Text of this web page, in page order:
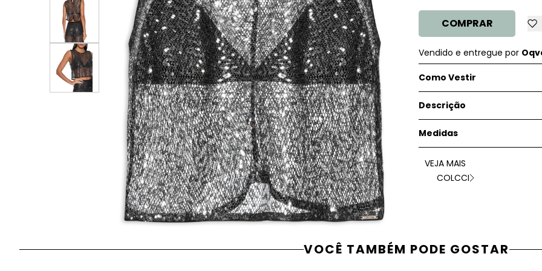
COMPRAR
Vendido e entregue por
Como Vestir
Descrição
Medidas
VEJA MAIS
COLCCI
VOCÊ TAMBÉM PODE GOSTAR